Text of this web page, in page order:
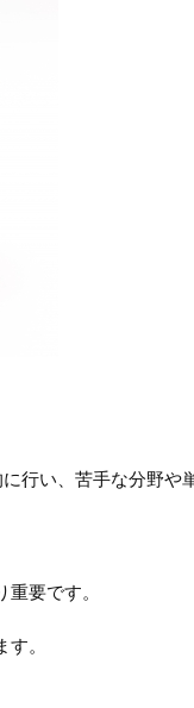
行い、苦手な分野や
要です。
。